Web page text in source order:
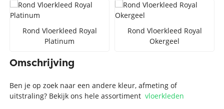
Rond Vloerkleed Royal
Platinum
Rond Vloerkleed Royal
Okergeel
Omschrijving
Ben je op zoek naar een andere kleur, afmeting of
uitstraling? Bekijk ons hele assortimentvloerkleden